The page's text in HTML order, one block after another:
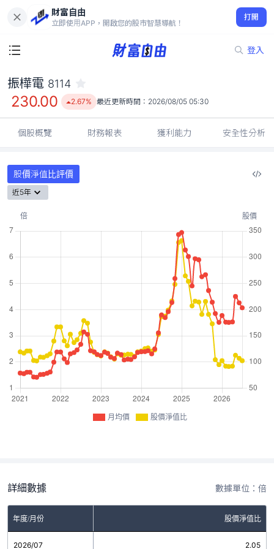
財富自由
立即使用APP，開啟您的股市智慧導航！
打開
登入
230.00
2.67%
振樺電 8114
230.00 2.67% 最近更新時間： 2026/08/05 05:30
個股概覽 財務報表 獲利能力 安全性分析
股價淨值比評價
近5年
月均價 股價淨值比
詳細數據 數據單位：倍
年度/月份 股價淨值比
2026/07 2.05